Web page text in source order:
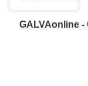
GALVAonline -